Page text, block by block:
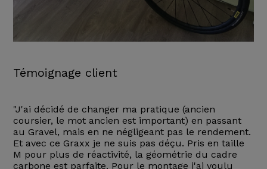
Témoignage client
"J'ai décidé de changer ma pratique (ancien
coursier, le mot ancien est important) en passant
au Gravel, mais en ne négligeant pas le rendement.
Et avec ce Graxx je ne suis pas déçu. Pris en taille
M pour plus de réactivité, la géométrie du cadre
carbone est parfaite. Pour le montage j'ai voulu